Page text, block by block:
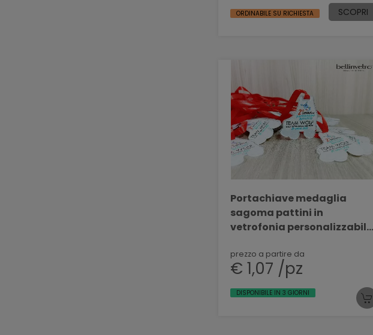
ORDINABILE SU RICHIESTA SCOPRI
Portachiave medaglia
sagoma pattini in
vetrofonia personalizzabile
prezzo a partire da
€ 1,07 /pz
DISPONIBILE IN 3 GIORNI